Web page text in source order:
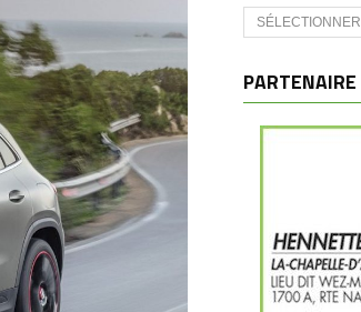
Catégories
et